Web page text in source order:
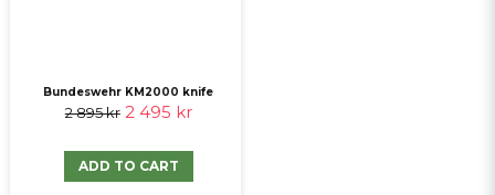
Bundeswehr KM2000 knife
2 895 kr 2 495 kr
ADD TO CART